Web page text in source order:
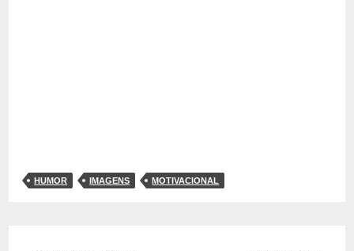
HUMOR IMAGENS MOTIVACIONAL